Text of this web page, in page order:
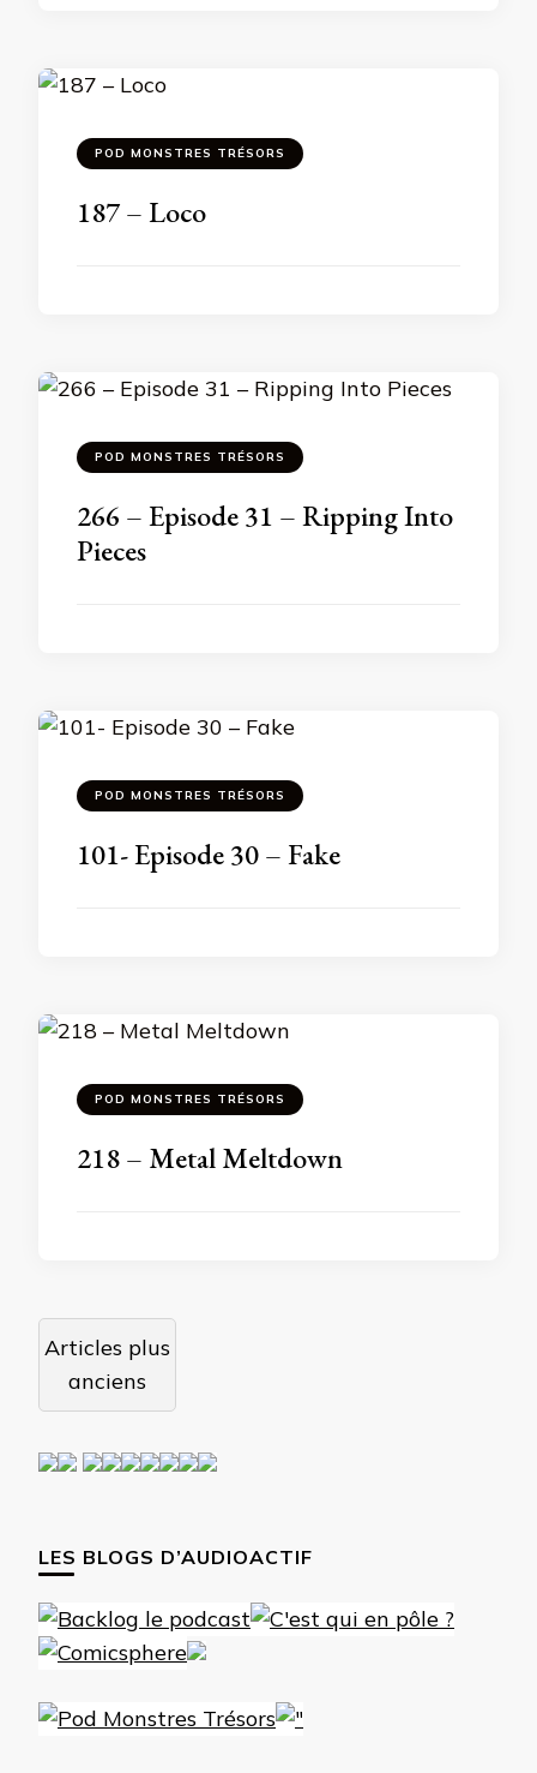
POD MONSTRES TRÉSORS
187 – Loco
POD MONSTRES TRÉSORS
266 – Episode 31 – Ripping Into
Pieces
POD MONSTRES TRÉSORS
101- Episode 30 – Fake
POD MONSTRES TRÉSORS
218 – Metal Meltdown
Navigation
des
articles
Articles plus
anciens
LES BLOGS D’AUDIOACTIF